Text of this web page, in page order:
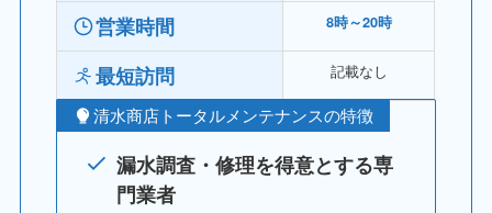
営業時間 8時～20時
最短訪問 記載なし
清水商店トータルメンテナンスの特徴
漏水調査・修理を得意とする専
門業者